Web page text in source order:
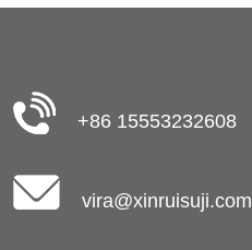
+86 15553232608
vira@xinruisuji.com